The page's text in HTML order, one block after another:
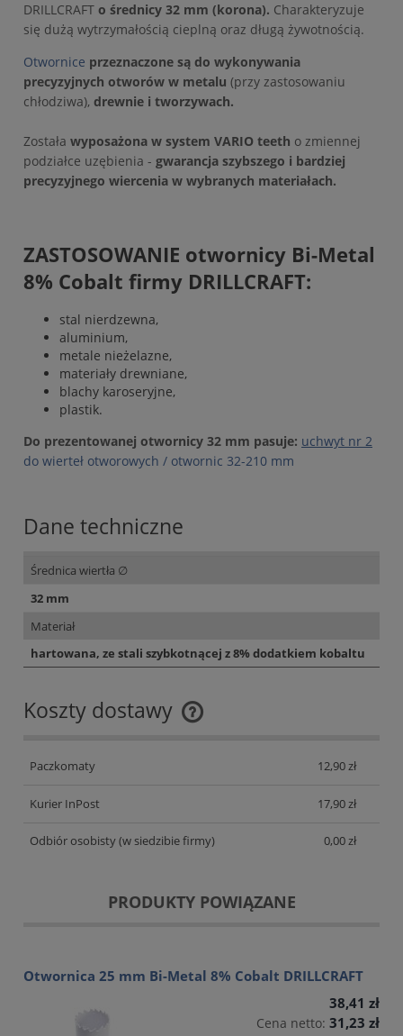
DRILLCRAFT o średnicy 32 mm (korona). Charakteryzuje
się dużą wytrzymałością cieplną oraz długą żywotnością.
Otwornice przeznaczone są do wykonywania
precyzyjnych otworów w metalu (przy zastosowaniu
chłodziwa), drewnie i tworzywach.
Została wyposażona w system VARIO teeth o zmiennej
podziałce uzębienia - gwarancja szybszego i bardziej
precyzyjnego wiercenia w wybranych materiałach.
ZASTOSOWANIE otwornicy Bi-Metal
8% Cobalt firmy DRILLCRAFT:
stal nierdzewna,
aluminium,
metale nieżelazne,
materiały drewniane,
blachy karoseryjne,
plastik.
Do prezentowanej otwornicy 32 mm pasuje: uchwyt nr 2
do wierteł otworowych / otwornic 32-210 mm
Dane techniczne
Średnica wiertła ∅
32 mm
Materiał
hartowana, ze stali szybkotnącej z 8% dodatkiem kobaltu
Koszty dostawy
Cena nie zawiera ewentualnych kosztów płatności
Paczkomaty 12,90 zł
Kurier InPost 17,90 zł
Odbiór osobisty(w siedzibie firmy) 0,00 zł
PRODUKTY POWIĄZANE
Otwornica 25 mm Bi-Metal 8% Cobalt DRILLCRAFT
38,41 zł
Cena netto: 31,23 zł